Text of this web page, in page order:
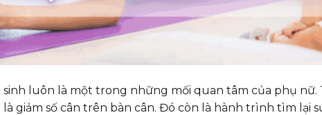
sinh luôn là một trong những mối quan tâm của phụ nữ.
giảm số cân trên bàn cân. Đó còn là hành trình tìm lại